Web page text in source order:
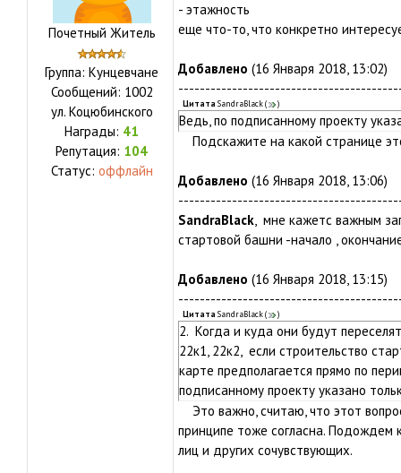
Почетный Житель
Группа: Кунцевчане
Сообщений: 1002
ул. Коцюбинского
Награды: 41
Репутация: 104
Статус: оффлайн
- этажность
еще что-то, что конкретно
Добавлено (16 Января 2018, 13:02)
Цитата SandraBlack( )
Ведь, по подписанному проекту
Подскажите на какой странице
Добавлено (16 Января 2018, 13:06)
SandraBlack, мне кажетс важным
стартовой башни -начало ,
Добавлено (16 Января 2018, 13:15)
Цитата SandraBlack( )
2. Когда и куда они будут
22к1, 22к2, если строительство
карте предполагается прямо по
подписанному проекту указано
Это важно, считаю, что этот
принципе тоже согласна. Подождем
лиц и других сочувствующих.